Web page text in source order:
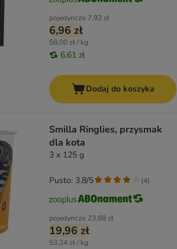
pojedynczo 7,92 zł
6,96 zł
58,00 zł / kg
6,61 zł
Dodaj do koszyka
Smilla Ringlies, przysmak
dla kota
3 x 125 g
pojedynczo 23,88 zł
19,96 zł
53,24 zł / kg
Pusto: 3.8/5 (4)